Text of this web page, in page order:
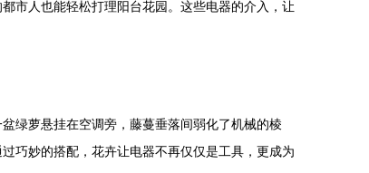
市人也能轻松打理阳台花园。这些电器的介入，让
绿萝悬挂在空调旁，藤蔓垂落间弱化了机械的棱
巧妙的搭配，花卉让电器不再仅仅是工具，更成为